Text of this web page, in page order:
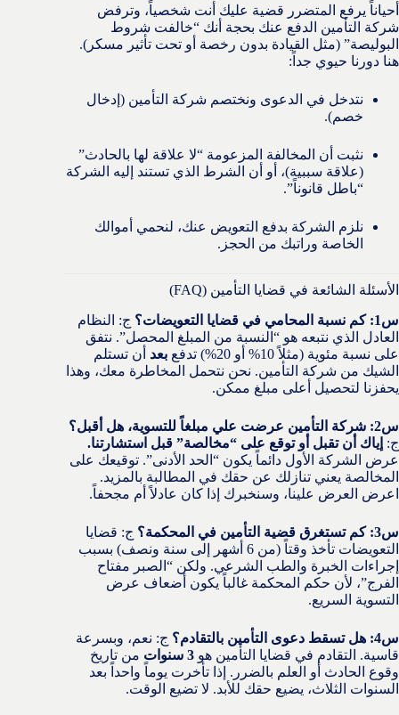
أحياناً يرفع المتضرر قضية عليك أنت شخصياً، وترفض
شركة التأمين الدفع عنك بحجة أنك “خالفت شروط
البوليصة” (مثل القيادة بدون رخصة أو تحت تأثير مسكر).
هنا دورنا حيوي جداً:
نتدخل في الدعوى ونختصم شركة التأمين (إدخال
خصم).
نثبت أن المخالفة المزعومة “لا علاقة لها بالحادث”
(علاقة سببية)، أو أن الشرط الذي تستند إليه الشركة
“باطل قانوناً”.
نلزم الشركة بدفع التعويض عنك، لنحمي أموالك
الخاصة وراتبك من الحجز.
الأسئلة الشائعة في قضايا التأمين (FAQ)
س1: كم نسبة المحامي في قضايا التعويضات؟
ج: النظام
العادل الذي نتبعه هو “النسبة من المبلغ المحصل”. نتفق
على نسبة مئوية (مثلاً 10% أو 20%) تدفع
بعد أن تستلم
الشيك من شركة التأمين. نحن نتحمل المخاطرة معك، وهذا
يحفزنا لتحصيل أعلى مبلغ ممكن.
س2: شركة التأمين عرضت علي مبلغاً للتسوية، هل أقبل؟
ج: إياك أن تقبل أو توقع على “مخالصة” قبل استشارتنا.
عرض الشركة الأول دائماً يكون “الحد الأدنى”. توقيعك على
المخالصة يعني تنازلك عن حقك في المطالبة بالمزيد.
اعرض العرض علينا، وسنخبرك إذا كان عادلاً أم مجحفاً.
س3: كم تستغرق قضية التأمين في المحكمة؟
ج: قضايا
التعويضات تأخذ وقتاً (من 6 أشهر إلى سنة ونصف) بسبب
إجراءات الخبرة والطب الشرعي. ولكن “الصبر مفتاح
الفرج”، لأن حكم المحكمة غالباً يكون أضعاف عرض
التسوية السريع.
س4: هل تسقط دعوى التأمين بالتقادم؟
ج: نعم، وبسرعة
قاسية. التقادم في قضايا التأمين هو 3 سنوات
من تاريخ
وقوع الحادث أو العلم بالضرر. إذا تأخرت يوماً واحداً بعد
السنوات الثلاث، يضيع حقك للأبد. لا تضيع الوقت.